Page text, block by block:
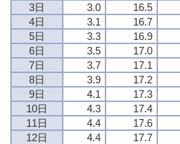
3日
3.0 16.5
4日
3.1 16.7
5日
3.3 16.9
6日
3.5 17.0
7日
3.7 17.1
8日
3.9 17.2
9日
4.1 17.3
10日
4.3 17.4
11日
4.4 17.6
12日
4.4 17.7